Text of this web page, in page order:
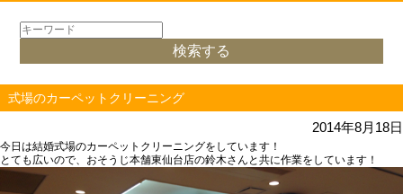
式場のカーペットクリーニング
2014年8月18日
今日は結婚式場のカーペットクリーニングをしています！
とても広いので、おそうじ本舗東仙台店の鈴木さんと共に作業をしています！